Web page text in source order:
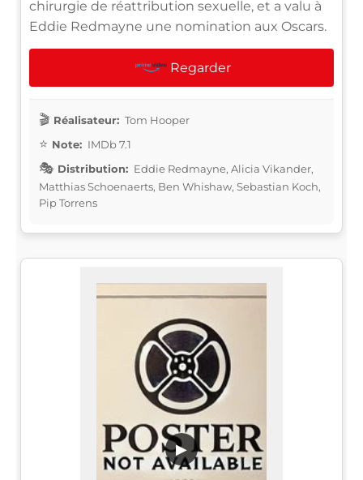
chirurgie de réattribution sexuelle, et a valu à
Eddie Redmayne une nomination aux Oscars.
Regarder
Réalisateur: Tom Hooper
Note: IMDb 7.1
Distribution: Eddie Redmayne, Alicia Vikander,
Matthias Schoenaerts, Ben Whishaw, Sebastian Koch,
Pip Torrens
▶